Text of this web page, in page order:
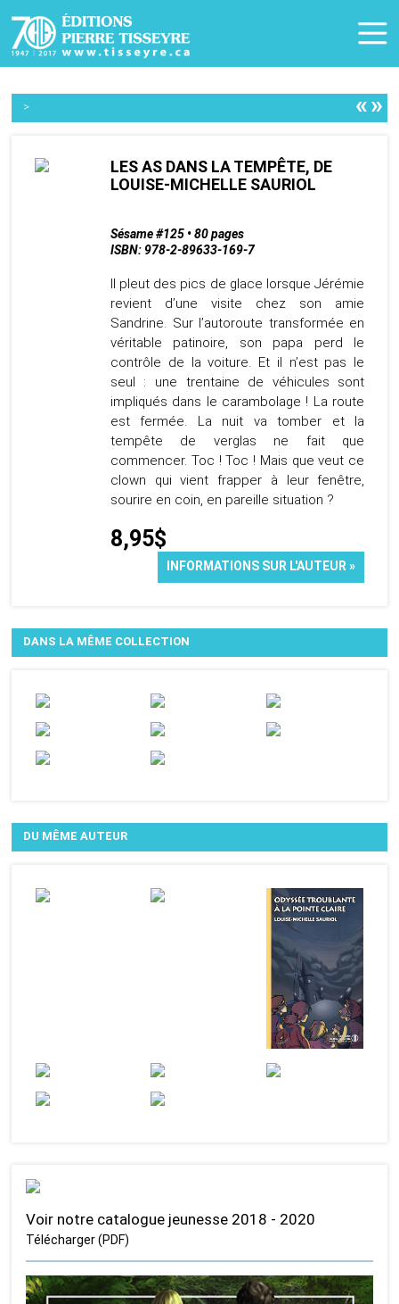
> «»
LES AS DANS LA TEMPÊTE, DE
LOUISE-MICHELLE SAURIOL
Sésame #125 • 80 pages
ISBN: 978-2-89633-169-7
Il pleut des pics de glace lorsque Jérémie
revient d’une visite chez son amie
Sandrine. Sur l’autoroute transformée en
véritable patinoire, son papa perd le
contrôle de la voiture. Et il n’est pas le
seul : une trentaine de véhicules sont
impliqués dans le carambolage ! La route
est fermée. La nuit va tomber et la
tempête de verglas ne fait que
commencer. Toc ! Toc ! Mais que veut ce
clown qui vient frapper à leur fenêtre,
sourire en coin, en pareille situation ?
8,95$
INFORMATIONS SUR L'AUTEUR »
DANS LA MÊME COLLECTION
DU MÊME AUTEUR
Voir notre catalogue jeunesse 2018 - 2020
Télécharger (PDF)